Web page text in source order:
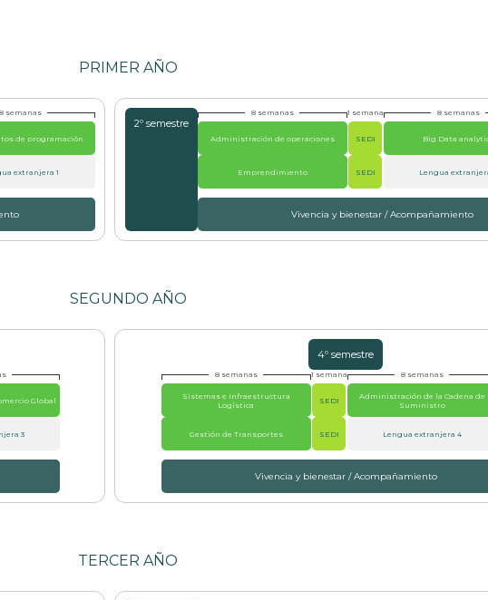
PRIMER AÑO
8 semanas
de programación
extranjera 1
2º semestre
8 semanas
Administración de operaciones
Emprendimiento
1 semana
SEDI
SEDI
8 semanas
Big Data
Lengua
Vivencia y bienestar / Acompañamiento
SEGUNDO AÑO
Global
3
4º semestre
8 semanas
Sistemas e Infraestructura
Logística
Gestión de Transportes
1 semana
SEDI
SEDI
8 semanas
Administración de la Cadena de
Suministro
Lengua extranjera 4
Vivencia y bienestar / Acompañamiento
TERCER AÑO